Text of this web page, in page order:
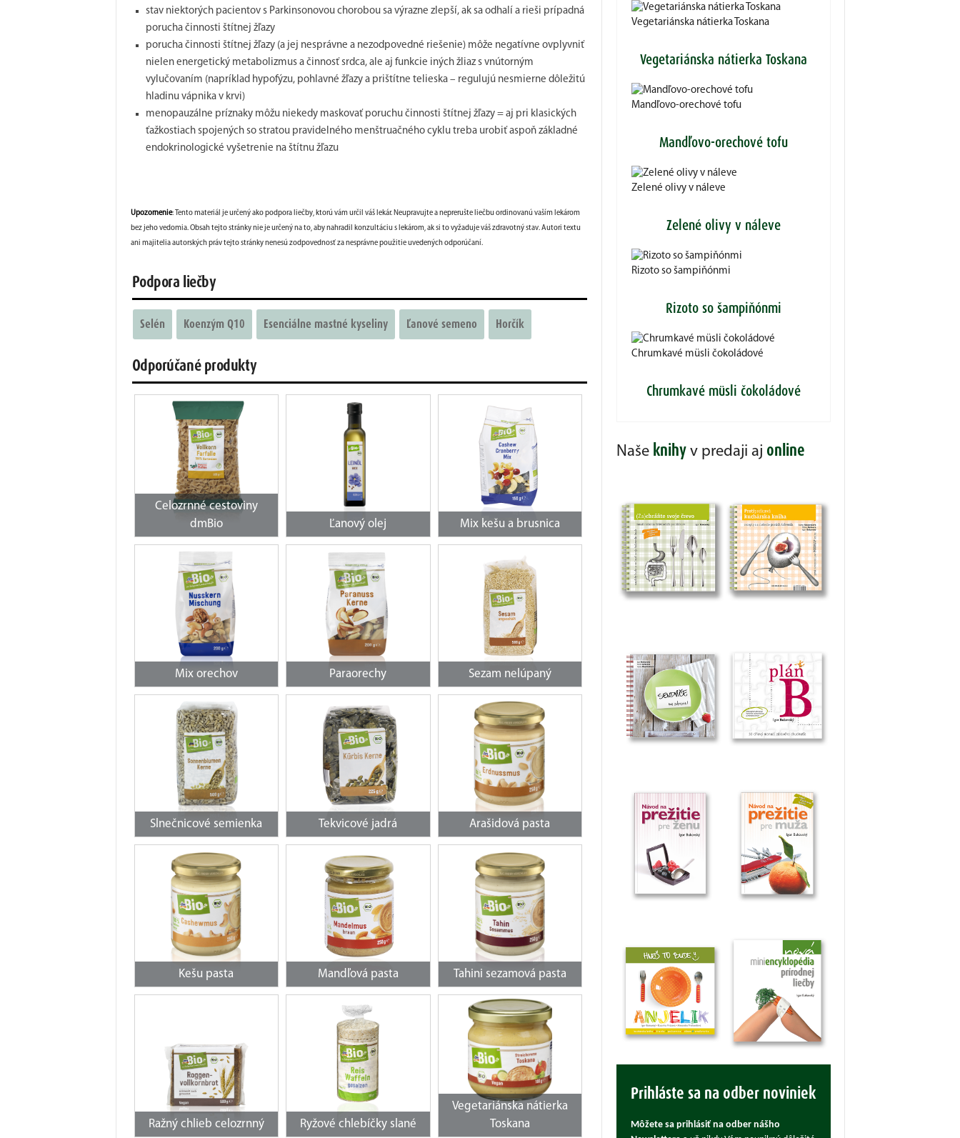
stav niektorých pacientov s Parkinsonovou chorobou sa výrazne zlepší, ak sa odhalí a rieši prípadná
porucha činnosti štítnej žľazy
porucha činnosti štítnej žľazy (a jej nesprávne a nezodpovedné riešenie) môže negatívne ovplyvniť
nielen energetický metabolizmus a činnosť srdca, ale aj funkcie iných žliaz s vnútorným
vylučovaním (napríklad hypofýzu, pohlavné žľazy a prištítne telieska – regulujú nesmierne dôležitú
hladinu vápnika v krvi)
menopauzálne príznaky môžu niekedy maskovať poruchu činnosti štítnej žľazy = aj pri klasických
ťažkostiach spojených so stratou pravidelného menštruačného cyklu treba urobiť aspoň základné
endokrinologické vyšetrenie na štítnu žľazu
Upozornenie: Tento materiál je určený ako podpora liečby, ktorú vám určil váš lekár. Neupravujte a neprerušte liečbu ordinovanú vaším lekárom
bez jeho vedomia. Obsah tejto stránky nie je určený na to, aby nahradil konzultáciu s lekárom, ak si to vyžaduje váš zdravotný stav. Autori textu
ani majitelia autorských práv tejto stránky nenesú zodpovednosť za nesprávne použitie uvedených odporúčaní.
Podpora liečby
Selén Koenzým Q10 Esenciálne mastné kyseliny Ľanové semeno Horčík
Odporúčané produkty
Celozrnné cestoviny
dmBio
Ľanový olej Mix kešu a brusnica
Mix orechov Paraorechy Sezam nelúpaný
Slnečnicové semienka Tekvicové jadrá Arašidová pasta
Kešu pasta Mandľová pasta Tahini sezamová pasta
Ražný chlieb celozrnný Ryžové chlebíčky slané
Vegetariánska nátierka
Toskana
Vegetariánska nátierka Toskana
Vegetariánska nátierka Toskana
Mandľovo-orechové tofu
Mandľovo-orechové tofu
Zelené olivy v náleve
Zelené olivy v náleve
Rizoto so šampiňónmi
Rizoto so šampiňónmi
Chrumkavé müsli čokoládové
Chrumkavé müsli čokoládové
Našeknihy v predaji aj online
Prihláste sa na odber noviniek
Môžete sa prihlásiť na odber nášho